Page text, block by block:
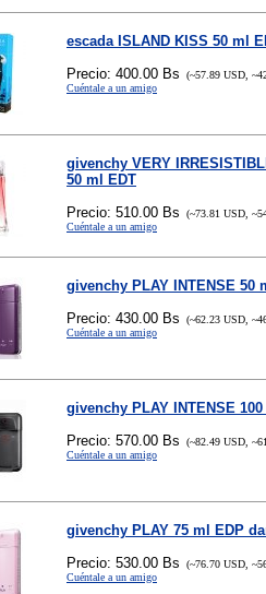
escada ISLAND KISS 50 ml
Precio: 400.00 Bs (~57.89 USD,
Cuéntale a un amigo
givenchy VERY
50 ml EDT
Precio: 510.00 Bs (~73.81 USD,
Cuéntale a un amigo
givenchy PLAY INTENSE 50
Precio: 430.00 Bs (~62.23 USD,
Cuéntale a un amigo
givenchy PLAY INTENSE
Precio: 570.00 Bs (~82.49 USD,
Cuéntale a un amigo
givenchy PLAY 75 ml EDP
Precio: 530.00 Bs (~76.70 USD,
Cuéntale a un amigo